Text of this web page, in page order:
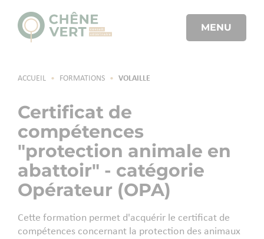
MENU
ACCUEIL • FORMATIONS • VOLAILLE
Certificat de
compétences
"protection animale en
abattoir" - catégorie
Opérateur (OPA)
Cette formation permet d'acquérir le certificat de
compétences concernant la protection des animaux